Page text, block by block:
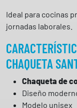
Ideal para cocinas
jornadas laborales.
CHAQUETA
Chaqueta de
Diseño
Modelo unisex